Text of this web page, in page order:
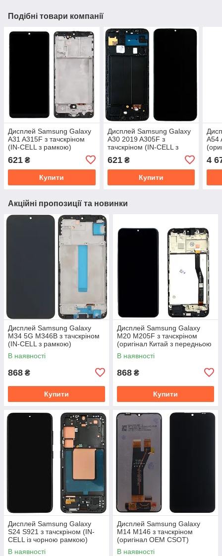
Подібні товари компанії
Дисплей Samsung Galaxy
A31 A315F з тачскріном
(IN-CELL з рамкою)
621 ₴
Купити
Дисплей Samsung Galaxy
A30 2019 A305F з
тачскріном (IN-CELL з
621₴
Купити
A54
4
Акційні пропозиції та новинки
Дисплей Samsung Galaxy
M34 5G M346B з тачскріном
(IN-CELL з рамкою)
В наявності
868 ₴
Купити
Дисплей Samsung Galaxy
M20 M205F з тачскріном
(оригінал Китай з передньою
панеллю)
В наявності
868 ₴
Купити
Дисплей Samsung Galaxy
S24 S921 з тачскріном (IN-
CELL із чорною рамкою)
В наявності
Дисплей Samsung Galaxy
M14 M146 з тачскріном
(оригінал OEM CSOT)
В наявності